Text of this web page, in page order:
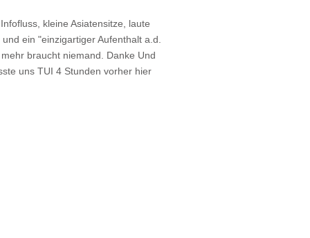
kleine Asiatensitze, laute
ein "einzigartiger Aufenthalt a.d.
braucht niemand. Danke Und
uns TUI 4 Stunden vorher hier